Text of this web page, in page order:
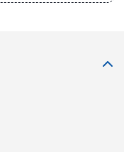
MÃ 5 GIÁ TRỊ